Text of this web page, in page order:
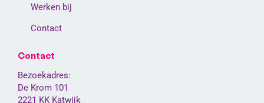
Werken bij
Contact
Contact
Bezoekadres:
De Krom 101
2221 KK Katwijk